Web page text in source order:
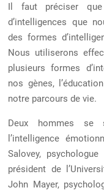
Il faut préciser
d’intelligences que
des formes
Nous utiliserons
plusieurs formes
nos gènes,
notre parcours de vie.
Deux hommes se
l’intelligence
Salovey,
président de
John Mayer,